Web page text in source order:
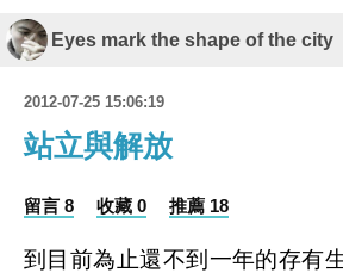
Eyes mark the shape of the city
2012-07-25 15:06:19
站立與解放
留言 8 收藏 0 推薦 18
到目前為止還不到一年的存有